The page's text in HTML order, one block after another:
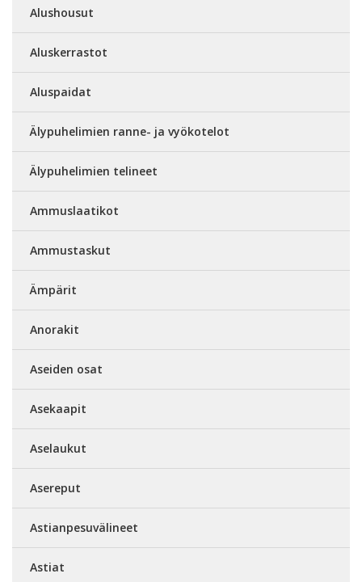
Alushousut
Aluskerrastot
Aluspaidat
Älypuhelimien ranne- ja vyökotelot
Älypuhelimien telineet
Ammuslaatikot
Ammustaskut
Ämpärit
Anorakit
Aseiden osat
Asekaapit
Aselaukut
Asereput
Astianpesuvälineet
Astiat